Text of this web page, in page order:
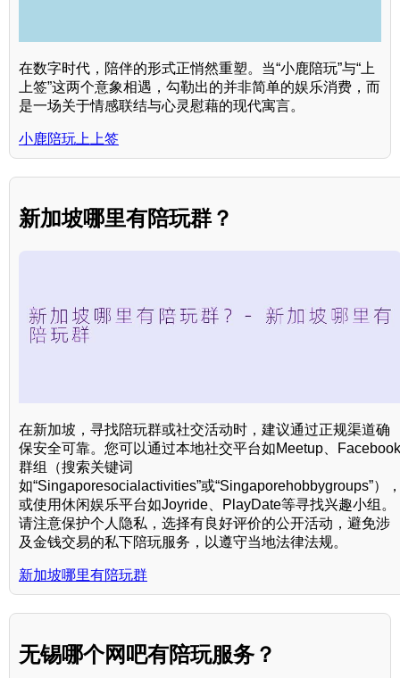
在数字时代，陪伴的形式正悄然重塑。当“小鹿陪玩”与“上
上签”这两个意象相遇，勾勒出的并非简单的娱乐消费，而
是一场关于情感联结与心灵慰藉的现代寓言。
小鹿陪玩上上签
新加坡哪里有陪玩群？
在新加坡，寻找陪玩群或社交活动时，建议通过正规渠道确
保安全可靠。您可以通过本地社交平台如Meetup、Facebook
群组（搜索关键词
如“Singaporesocialactivities”或“Singaporehobbygroups”）
或使用休闲娱乐平台如Joyride、PlayDate等寻找兴趣小组。
请注意保护个人隐私，选择有良好评价的公开活动，避免涉
及金钱交易的私下陪玩服务，以遵守当地法律法规。
新加坡哪里有陪玩群
无锡哪个网吧有陪玩服务？